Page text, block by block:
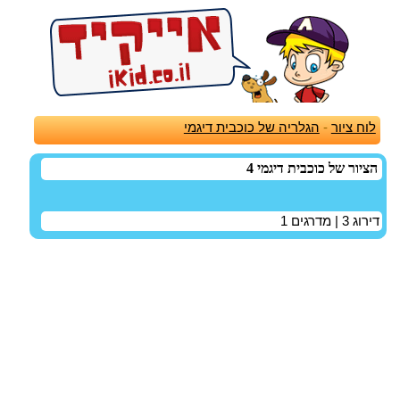
לוח ציור - הגלריה של כוכבית דיגמי
הציור של כוכבית דיגמי 4
דירוג 3 | מדרגים 1